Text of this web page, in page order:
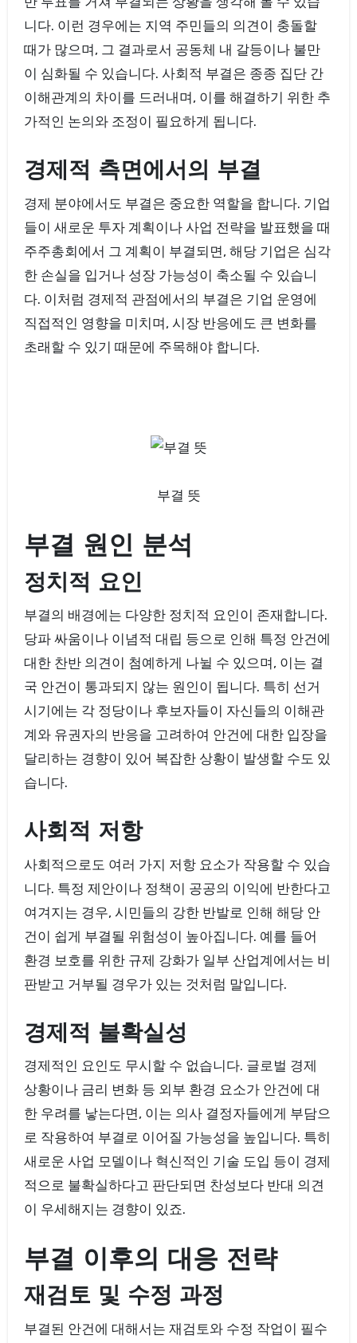
니다. 이런 경우에는 지역 주민들의 의견이 충돌할
때가 많으며, 그 결과로서 공동체 내 갈등이나 불만
이 심화될 수 있습니다. 사회적 부결은 종종 집단 간
이해관계의 차이를 드러내며, 이를 해결하기 위한 추
가적인 논의와 조정이 필요하게 됩니다.
경제적 측면에서의 부결
경제 분야에서도 부결은 중요한 역할을 합니다. 기업
들이 새로운 투자 계획이나 사업 전략을 발표했을 때
주주총회에서 그 계획이 부결되면, 해당 기업은 심각
한 손실을 입거나 성장 가능성이 축소될 수 있습니
다. 이처럼 경제적 관점에서의 부결은 기업 운영에
직접적인 영향을 미치며, 시장 반응에도 큰 변화를
초래할 수 있기 때문에 주목해야 합니다.
부결 뜻
부결 원인 분석
정치적 요인
부결의 배경에는 다양한 정치적 요인이 존재합니다.
당파 싸움이나 이념적 대립 등으로 인해 특정 안건에
대한 찬반 의견이 첨예하게 나뉠 수 있으며, 이는 결
국 안건이 통과되지 않는 원인이 됩니다. 특히 선거
시기에는 각 정당이나 후보자들이 자신들의 이해관
계와 유권자의 반응을 고려하여 안건에 대한 입장을
달리하는 경향이 있어 복잡한 상황이 발생할 수도 있
습니다.
사회적 저항
사회적으로도 여러 가지 저항 요소가 작용할 수 있습
니다. 특정 제안이나 정책이 공공의 이익에 반한다고
여겨지는 경우, 시민들의 강한 반발로 인해 해당 안
건이 쉽게 부결될 위험성이 높아집니다. 예를 들어
환경 보호를 위한 규제 강화가 일부 산업계에서는 비
판받고 거부될 경우가 있는 것처럼 말입니다.
경제적 불확실성
경제적인 요인도 무시할 수 없습니다. 글로벌 경제
상황이나 금리 변화 등 외부 환경 요소가 안건에 대
한 우려를 낳는다면, 이는 의사 결정자들에게 부담으
로 작용하여 부결로 이어질 가능성을 높입니다. 특히
새로운 사업 모델이나 혁신적인 기술 도입 등이 경제
적으로 불확실하다고 판단되면 찬성보다 반대 의견
이 우세해지는 경향이 있죠.
부결 이후의 대응 전략
재검토 및 수정 과정
부결된 안건에 대해서는 재검토와 수정 작업이 필수